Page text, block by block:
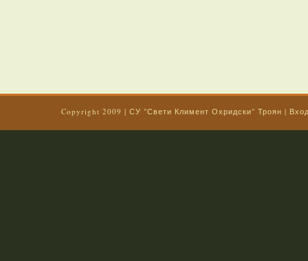
Copyright 2009 | СУ "Свети Климент Охридски" Троян |